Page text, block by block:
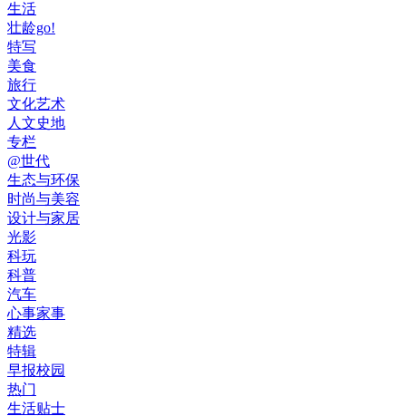
生活
壮龄go!
特写
美食
旅行
文化艺术
人文史地
专栏
@世代
生态与环保
时尚与美容
设计与家居
光影
科玩
科普
汽车
心事家事
精选
特辑
早报校园
热门
生活贴士